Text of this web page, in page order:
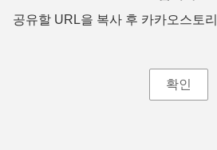
공유할 URL을 복사 후 카카오스토
확인